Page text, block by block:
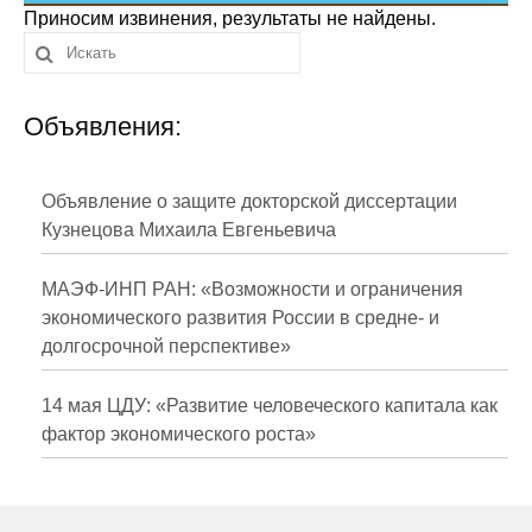
Сотрудники
Отчетность
Противодействие коррупции
Публикации
Научная жизнь
Издания
Проблемы прогнозирования
О журнале
Приносим извинения, результаты не найдены.
Объявления:
Объявление о защите докторской диссертации
Кузнецова Михаила Евгеньевича
МАЭФ-ИНП РАН: «Возможности и ограничения
экономического развития России в средне- и
долгосрочной перспективе»
14 мая ЦДУ: «Развитие человеческого капитала как
фактор экономического роста»